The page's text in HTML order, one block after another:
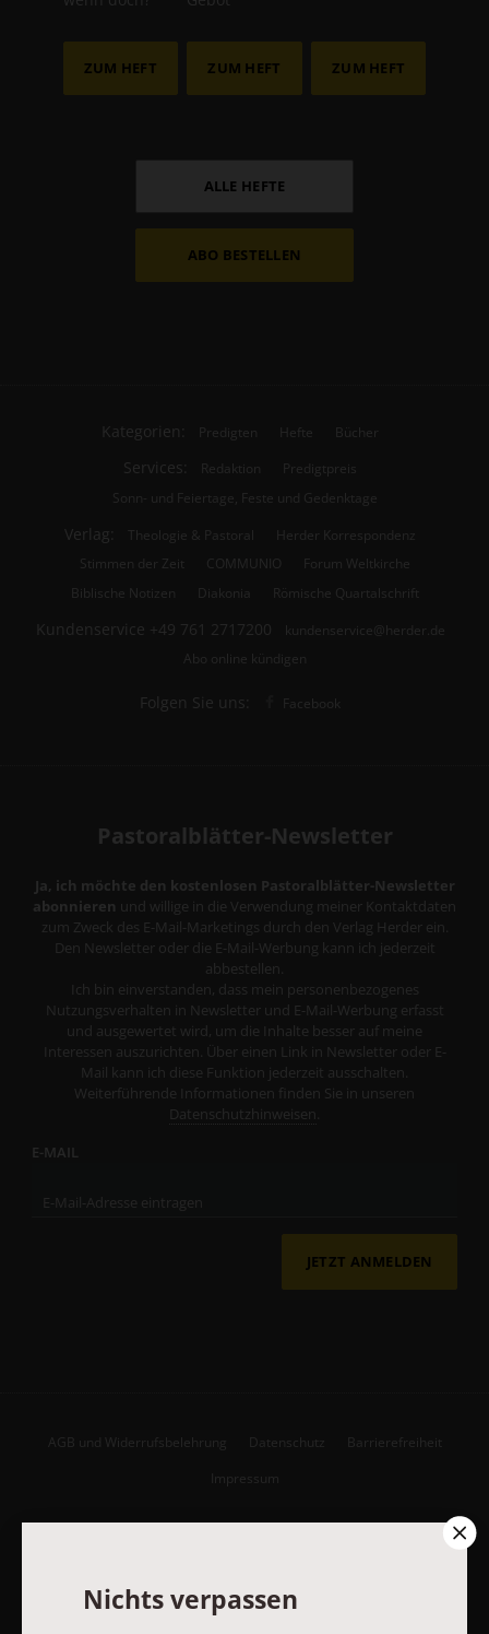
ZUM HEFT ZUM HEFT ZUM HEFT
ALLE HEFTE
ABO BESTELLEN
Kategorien: Predigten Hefte Bücher
Services: Redaktion
Predigtpreis
Sonn- und Feiertage, Feste und Gedenktage
Verlag: Theologie & Pastoral
Herder Korrespondenz
Stimmen der Zeit
COMMUNIO
Forum Weltkirche
Biblische Notizen
Diakonia Römische Quartalschrift
Kundenservice +49 761 2717200
kundenservice@herder.de
Abo online kündigen
Folgen Sie uns: Facebook
Pastoralblätter-Newsletter
Ja, ich möchte den kostenlosen Pastoralblätter-Newsletter
abonnieren und willige in die Verwendung meiner Kontaktdaten
zum Zweck des E-Mail-Marketings durch den Verlag Herder ein.
Den Newsletter oder die E-Mail-Werbung kann ich jederzeit
abbestellen.
Ich bin einverstanden, dass mein personenbezogenes
Nutzungsverhalten in Newsletter und E-Mail-Werbung erfasst
und ausgewertet wird, um die Inhalte besser auf meine
Interessen auszurichten. Über einen Link in Newsletter oder E-
Mail kann ich diese Funktion jederzeit ausschalten.
Weiterführende Informationen finden Sie in unseren
Datenschutzhinweisen
E-MAIL
JETZT ANMELDEN
AGB und Widerrufsbelehrung Datenschutz Barrierefreiheit
Impressum
Nichts verpassen